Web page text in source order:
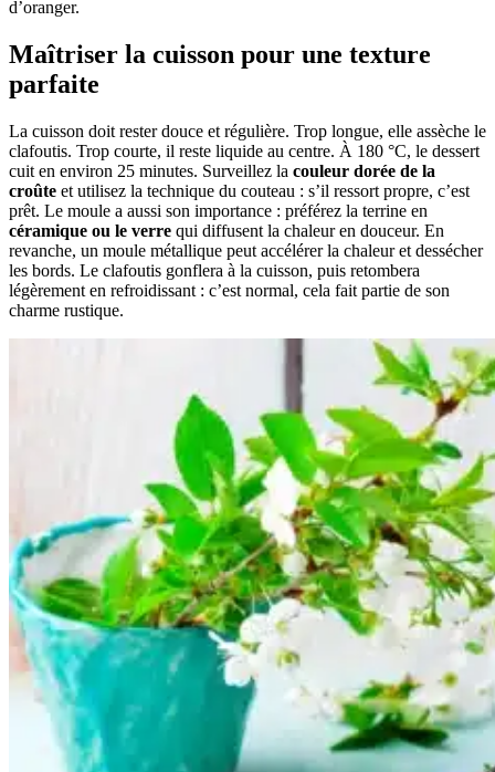
d’oranger.
Maîtriser la cuisson pour une texture
parfaite
La cuisson doit rester douce et régulière. Trop longue, elle assèche le
clafoutis. Trop courte, il reste liquide au centre. À 180 °C, le dessert
cuit en environ 25 minutes. Surveillez la couleur dorée de la
croûte et utilisez la technique du couteau : s’il ressort propre, c’est
prêt. Le moule a aussi son importance : préférez la terrine en
céramique ou le verre qui diffusent la chaleur en douceur. En
revanche, un moule métallique peut accélérer la chaleur et dessécher
les bords. Le clafoutis gonflera à la cuisson, puis retombera
légèrement en refroidissant : c’est normal, cela fait partie de son
charme rustique.